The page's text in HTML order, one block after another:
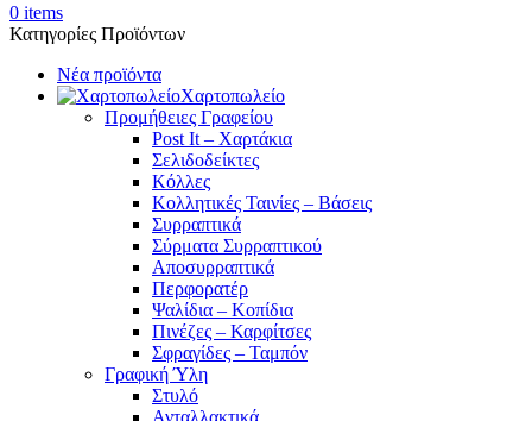
0 items
Κατηγορίες Προϊόντων
Νέα προϊόντα
Χαρτοπωλείο
Προμήθειες Γραφείου
Post It – Χαρτάκια
Σελιδοδείκτες
Κόλλες
Κολλητικές Ταινίες – Βάσεις
Συρραπτικά
Σύρματα Συρραπτικού
Αποσυρραπτικά
Περφορατέρ
Ψαλίδια – Κοπίδια
Πινέζες – Καρφίτσες
Σφραγίδες – Ταμπόν
Γραφική Ύλη
Στυλό